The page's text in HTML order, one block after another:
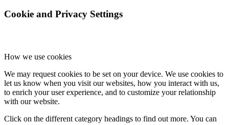
Cookie and Privacy Settings
How we use cookies
We may request cookies to be set on your device. We use cookies to
let us know when you visit our websites, how you interact with us,
to enrich your user experience, and to customize your relationship
with our website.
Click on the different category headings to find out more. You can